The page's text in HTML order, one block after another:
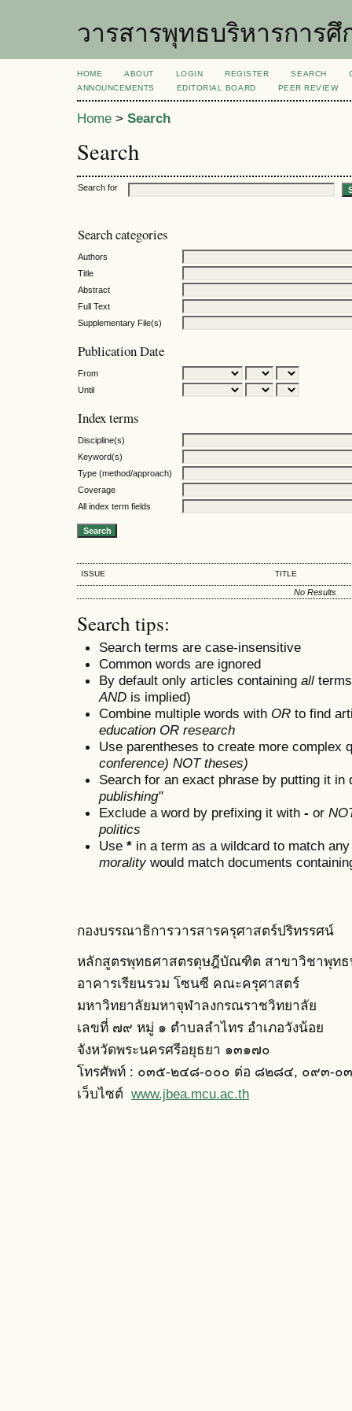
วารสารพุทธบริหารการศึ
HOME ABOUT LOGIN REGISTER SEARCH
ANNOUNCEMENTS
EDITORIAL BOARD PEER REVIEW
Home > Search
Search
Search for
Search categories
Authors
Title
Abstract
Full Text
Supplementary File(s)
Publication Date
From
Until
Index terms
Discipline(s)
Keyword(s)
Type (method/approach)
Coverage
All index term fields
ISSUE TITLE
No Results
Search tips:
Search terms are case-insensitive
Common words are ignored
By default only articles containing all
AND is implied)
Combine multiple words with OR to find
education OR research
Use parentheses to create more complex
conference) NOT theses)
Search for an exact phrase by putting it
publishing"
Exclude a word by prefixing it with - or
politics
Use * in a term as a wildcard to match
moralitywould match documents
กองบรรณาธิการวารสารครุศาสตร์ปริทรรศน์
หลักสูตรพุทธศาสตรดุษฎีบัณฑิต สาขาวิชาพุทธ
อาคารเรียนรวม โซนซี คณะครุศาสตร์
มหาวิทยาลัยมหาจุฬาลงกรณราชวิทยาลัย
เลขที่ ๗๙ หมู่ ๑ ตำบลลำไทร อำเภอวังน้อย
จังหวัดพระนครศรีอยุธยา ๑๓๑๗๐
โทรศัพท์ : ๐๓๕-๒๔๘-๐๐๐ ต่อ ๘๒๘๔, ๐๙๓-๐
เว็บไซต์ www.jbea.mcu.ac.th